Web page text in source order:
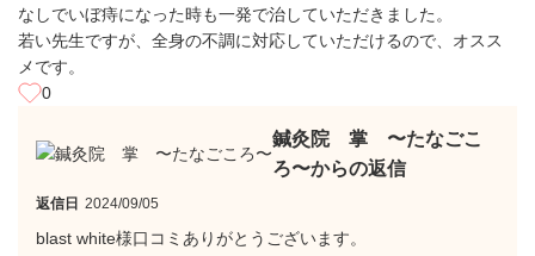
なしでいぼ痔になった時も一発で治していただきました。
若い先生ですが、全身の不調に対応していただけるので、オスス
メです。
0
鍼灸院 掌 〜たなごこ
ろ〜からの返信
返信日 2024/09/05
blast white様口コミありがとうございます。